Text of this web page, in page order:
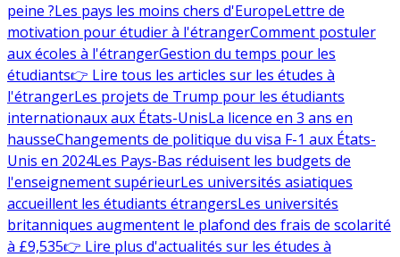
peine ?Les pays les moins chers d'EuropeLettre de
motivation pour étudier à l'étrangerComment postuler
aux écoles à l'étrangerGestion du temps pour les
étudiants👉 Lire tous les articles sur les études à
l'étrangerLes projets de Trump pour les étudiants
internationaux aux États-UnisLa licence en 3 ans en
hausseChangements de politique du visa F-1 aux États-
Unis en 2024Les Pays-Bas réduisent les budgets de
l'enseignement supérieurLes universités asiatiques
accueillent les étudiants étrangersLes universités
britanniques augmentent le plafond des frais de scolarité
à £9,535👉 Lire plus d'actualités sur les études à